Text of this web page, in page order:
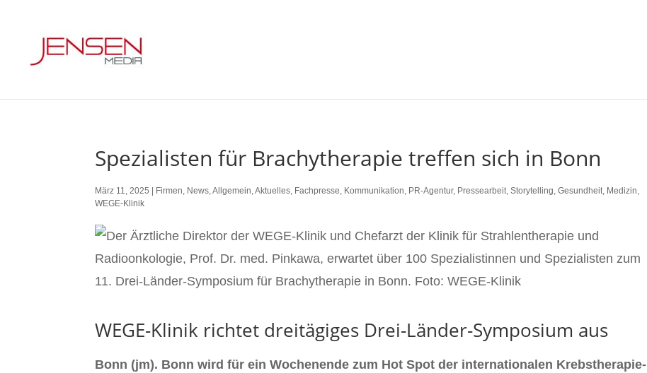
Spezialisten für Brachytherapie treffen sich in Bonn
März 11, 2025 Firmen, News,Allgemein,Aktuelles, Fachpresse, Kommunikation, PR-Agentur, Pressearbeit,Storytelling,Gesundheit, Medizin,
WEGE-Klinik
WEGE-Klinik richtet dreitägiges Drei-Länder-Symposium aus
Bonn (jm). Bonn wird für ein Wochenende zum Hot Spot der internationalen Krebstherapie-